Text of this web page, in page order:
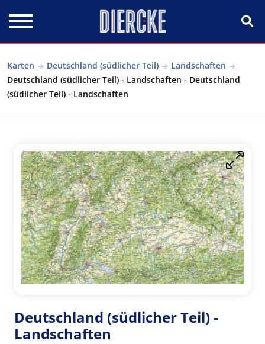
Karten Deutschland (südlicher Teil)
Landschaften
Deutschland (südlicher Teil) - Landschaften - Deutschland
(südlicher Teil) - Landschaften
Deutschland (südlicher Teil) -
Landschaften